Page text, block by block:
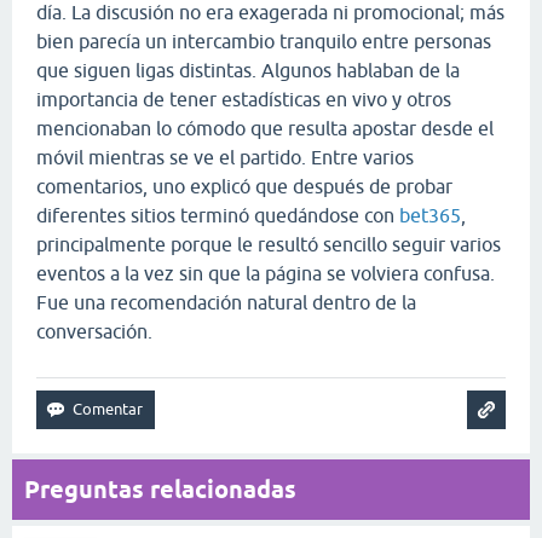
día. La discusión no era exagerada ni promocional; más
bien parecía un intercambio tranquilo entre personas
que siguen ligas distintas. Algunos hablaban de la
importancia de tener estadísticas en vivo y otros
mencionaban lo cómodo que resulta apostar desde el
móvil mientras se ve el partido. Entre varios
comentarios, uno explicó que después de probar
diferentes sitios terminó quedándose con bet365
principalmente porque le resultó sencillo seguir varios
eventos a la vez sin que la página se volviera confusa.
Fue una recomendación natural dentro de la
conversación.
Preguntas relacionadas